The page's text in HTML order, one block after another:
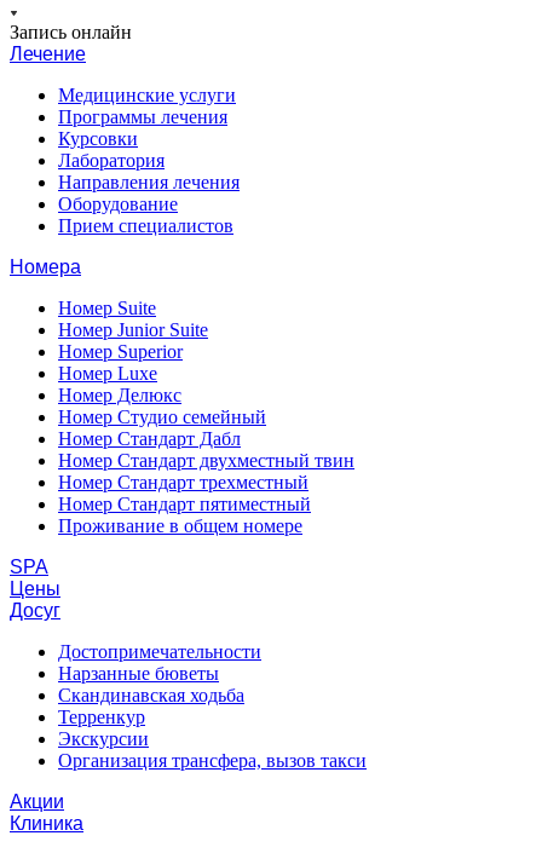
Запись онлайн
Лечение
Медицинские услуги
Программы лечения
Курсовки
Лаборатория
Направления лечения
Оборудование
Прием специалистов
Номера
Номер Suite
Номер Junior Suite
Номер Superior
Номер Luxe
Номер Делюкс
Номер Студио семейный
Номер Стандарт Дабл
Номер Стандарт двухместный твин
Номер Стандарт трехместный
Номер Стандарт пятиместный
Проживание в общем номере
SPA
Цены
Досуг
Достопримечательности
Нарзанные бюветы
Скандинавская ходьба
Терренкур
Экскурсии
Организация трансфера, вызов такси
Акции
Клиника